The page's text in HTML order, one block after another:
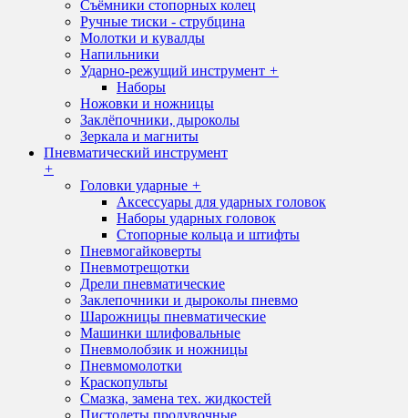
Съёмники стопорных колец
Ручные тиски - струбцина
Молотки и кувалды
Напильники
Ударно-режущий инструмент +
Наборы
Ножовки и ножницы
Заклёпочники, дыроколы
Зеркала и магниты
Пневматический инструмент
+
Головки ударные +
Аксессуары для ударных головок
Наборы ударных головок
Стопорные кольца и штифты
Пневмогайковерты
Пневмотрещотки
Дрели пневматические
Заклепочники и дыроколы пневмо
Шарожницы пневматические
Машинки шлифовальные
Пневмолобзик и ножницы
Пневмомолотки
Краскопульты
Смазка, замена тех. жидкостей
Пистолеты продувочные